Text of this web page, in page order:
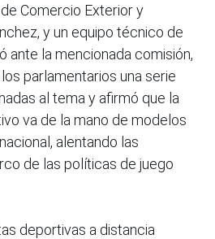
Comercio Exterior y
y un equipo técnico de
ante la mencionada comisión,
parlamentarios una serie
al tema y afirmó que la
va de la mano de modelos
alentando las
de las políticas de juego
deportivas a distancia